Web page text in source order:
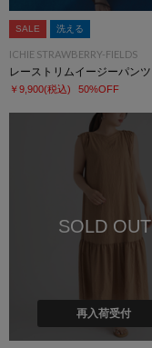
SALE 洗える
ICHIE STRAWBERRY-FIELDS
レーストリムイージーパンツ
￥9,900(税込) 50%OFF
SOLD OUT
再入荷受付